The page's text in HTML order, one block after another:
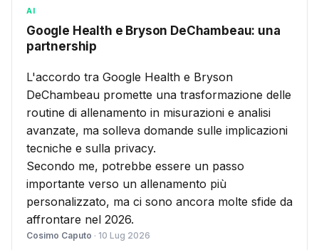
AI
Google Health e Bryson DeChambeau: una
partnership
L'accordo tra Google Health e Bryson
DeChambeau promette una trasformazione delle
routine di allenamento in misurazioni e analisi
avanzate, ma solleva domande sulle implicazioni
tecniche e sulla privacy.
Secondo me, potrebbe essere un passo
importante verso un allenamento più
personalizzato, ma ci sono ancora molte sfide da
affrontare nel 2026.
Cosimo Caputo · 10 Lug 2026